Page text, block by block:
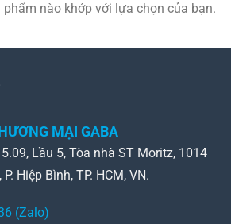
nào khớp với lựa chọn của bạn.
MẠI GABA
Lầu 5, Tòa nhà ST Moritz, 1014
Hiệp Bình, TP. HCM, VN.
(Zalo)